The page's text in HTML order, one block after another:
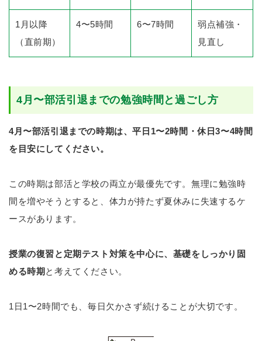
1月以降
（直前期）
4〜5時間 6〜7時間
弱点補強・
見直し
4月〜部活引退までの勉強時間と過ごし方
4月〜部活引退までの時期は、平日1〜2時間・休日3〜4時間
を目安にしてください。
この時期は部活と学校の両立が最優先です。無理に勉強時
間を増やそうとすると、体力が持たず夏休みに失速するケ
ースがあります。
授業の復習と定期テスト対策を中心に、基礎をしっかり固
める時期 と考えてください。
1日1〜2時間でも、毎日欠かさず続けることが大切です。